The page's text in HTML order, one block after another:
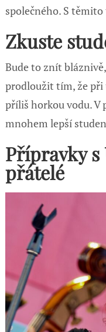
společného. S
Zkuste
Bude to znít
prodloužit tím, že při
příliš horkou vodu. V
mnohem lepší
Přípravky s
přátelé